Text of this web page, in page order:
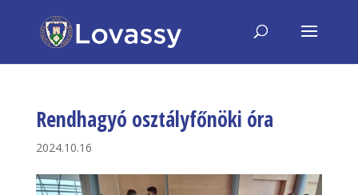
Rendhagyó osztályfőnöki óra
2024.10.16